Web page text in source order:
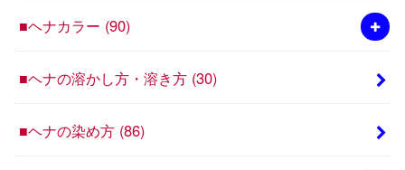
■ヘナカラー (90)
■ヘナの溶かし方・溶き方 (30)
■ヘナの染め方 (86)